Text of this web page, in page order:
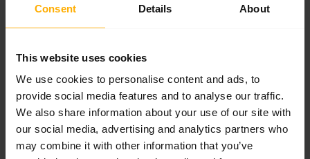
Consent Details About
This website uses cookies
We use cookies to personalise content and ads, to
provide social media features and to analyse our traffic.
We also share information about your use of our site with
our social media, advertising and analytics partners who
may combine it with other information that you’ve
Si vous souhaitez une solution durable, la
auprès d’un service d’entraînement industriel
Siemens certifié est une étape qui a fait ses
preuves.
Signalez la réparation de votre Siemens Simodrive
610 au service RGB à l’aide du formulaire ->